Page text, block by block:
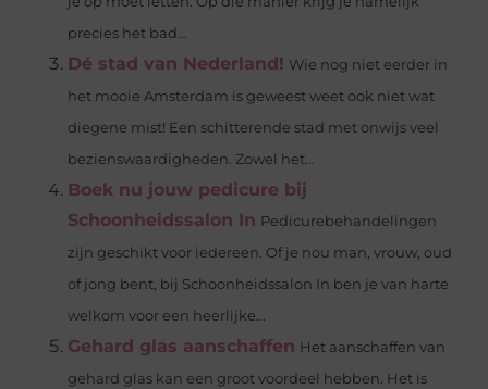
precies het bad...
Dé stad van Nederland! Wie nog niet eerder in
het mooie Amsterdam is geweest weet ook niet wat
diegene mist! Een schitterende stad met onwijs veel
bezienswaardigheden. Zowel het...
Boek nu jouw pedicure bij
Schoonheidssalon In Pedicurebehandelingen
zijn geschikt voor iedereen. Of je nou man, vrouw, oud
of jong bent, bij Schoonheidssalon In ben je van harte
welkom voor een heerlijke...
Gehard glas aanschaffen Het aanschaffen van
gehard glas kan een groot voordeel hebben. Het is